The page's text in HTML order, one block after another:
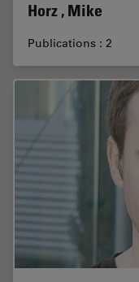
Horz , Mike
Publications : 2